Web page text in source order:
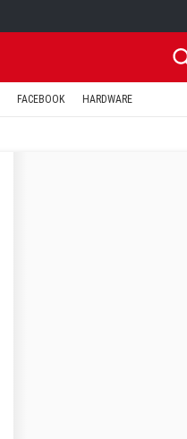
FACEBOOK HARDWARE